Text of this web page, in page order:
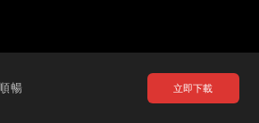
暢 立即下載